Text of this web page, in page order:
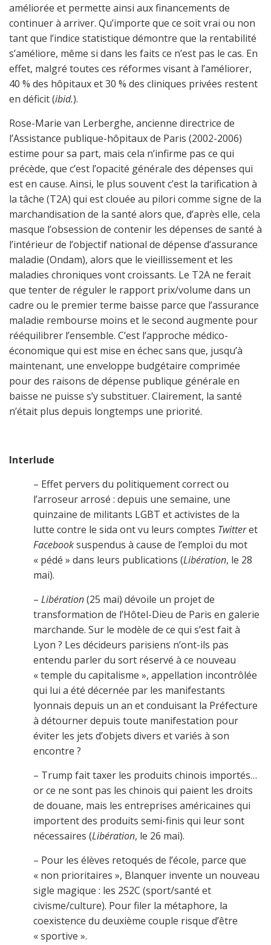
améliorée et permette ainsi aux financements de
continuer à arriver. Qu’importe que ce soit vrai ou non
tant que l’indice statistique démontre que la rentabilité
s’améliore, même si dans les faits ce n’est pas le cas. En
effet, malgré toutes ces réformes visant à l’améliorer,
40 % des hôpitaux et 30 % des cliniques privées restent
en déficit (ibid.).
Rose-Marie van Lerberghe, ancienne directrice de
l’Assistance publique-hôpitaux de Paris (2002-2006)
estime pour sa part, mais cela n’infirme pas ce qui
précède, que c’est l’opacité générale des dépenses qui
est en cause. Ainsi, le plus souvent c’est la tarification à
la tâche (T2A) qui est clouée au pilori comme signe de la
marchandisation de la santé alors que, d’après elle, cela
masque l’obsession de contenir les dépenses de santé à
l’intérieur de l’objectif national de dépense d’assurance
maladie (Ondam), alors que le vieillissement et les
maladies chroniques vont croissants. Le T2A ne ferait
que tenter de réguler le rapport prix/volume dans un
cadre ou le premier terme baisse parce que l’assurance
maladie rembourse moins et le second augmente pour
rééquilibrer l’ensemble. C’est l’approche médico-
économique qui est mise en échec sans que, jusqu’à
maintenant, une enveloppe budgétaire comprimée
pour des raisons de dépense publique générale en
baisse ne puisse s’y substituer. Clairement, la santé
n’était plus depuis longtemps une priorité.
Interlude
– Effet pervers du politiquement correct ou
l’arroseur arrosé : depuis une semaine, une
quinzaine de militants LGBT et activistes de la
lutte contre le sida ont vu leurs comptes Twitteret
Facebooksuspendus à cause de l’emploi du mot
« pédé » dans leurs publications (Libération, le 28
mai).
– Libération(25 mai) dévoile un projet de
transformation de l’Hôtel-Dieu de Paris en galerie
marchande. Sur le modèle de ce qui s’est fait à
Lyon ? Les décideurs parisiens n’ont-ils pas
entendu parler du sort réservé à ce nouveau
« temple du capitalisme », appellation incontrôlée
qui lui a été décernée par les manifestants
lyonnais depuis un an et conduisant la Préfecture
à détourner depuis toute manifestation pour
éviter les jets d’objets divers et variés à son
encontre ?
– Trump fait taxer les produits chinois importés…
or ce ne sont pas les chinois qui paient les droits
de douane, mais les entreprises américaines qui
importent des produits semi-finis qui leur sont
nécessaires (Libération, le 26 mai).
– Pour les élèves retoqués de l’école, parce que
« non prioritaires », Blanquer invente un nouveau
sigle magique : les 2S2C (sport/santé et
civisme/culture). Pour filer la métaphore, la
coexistence du deuxième couple risque d’être
« sportive ».